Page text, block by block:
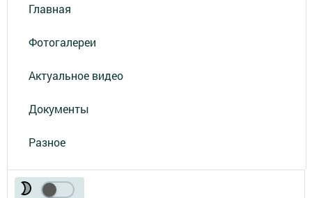
Главная
Фотогалереи
Актуальное видео
Документы
Разное